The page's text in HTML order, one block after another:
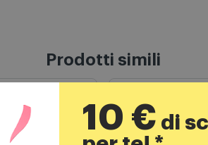
Prodotti simili
10 € di